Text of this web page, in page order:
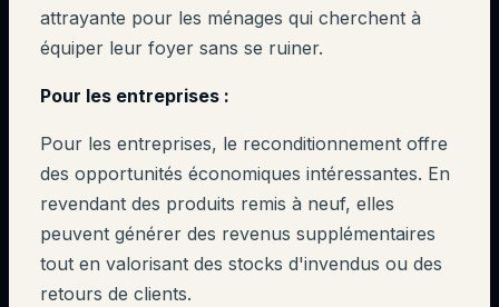
attrayante pour les ménages qui cherchent à
équiper leur foyer sans se ruiner.
Pour les entreprises :
Pour les entreprises, le reconditionnement offre
des opportunités économiques intéressantes. En
revendant des produits remis à neuf, elles
peuvent générer des revenus supplémentaires
tout en valorisant des stocks d'invendus ou des
retours de clients.